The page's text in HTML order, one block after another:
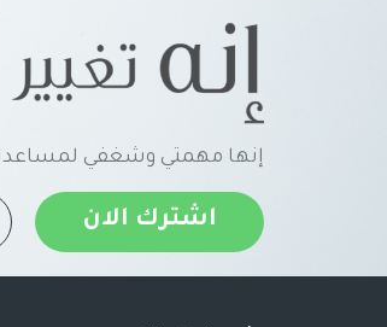
إنها مهمتي وشغفي
اشترك الان